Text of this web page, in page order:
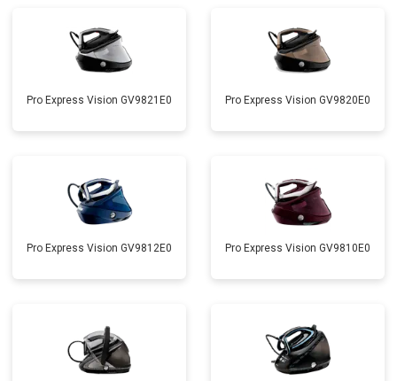
Pro Express Vision GV9821E0 Pro Express Vision GV9820E0
Pro Express Vision GV9812E0 Pro Express Vision GV9810E0